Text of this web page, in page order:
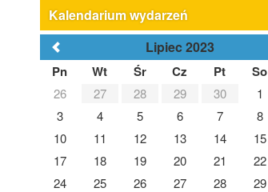
Kalendarium wydarzeń
Lipiec 2023
Pn Wt Śr Cz Pt So
26 27 28 29 30 1
3
4 5 6 7 8
10
11 12 13 14 15
17
18 19 20 21 22
24
25 26 27 28 29